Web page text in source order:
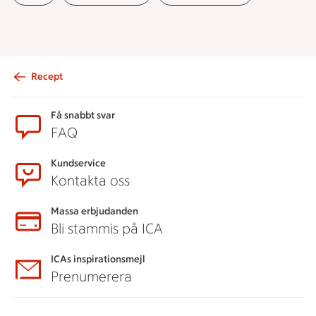
Recept
Få snabbt svar
FAQ
Kundservice
Kontakta oss
Massa erbjudanden
Bli stammis på ICA
ICAs inspirationsmejl
Prenumerera